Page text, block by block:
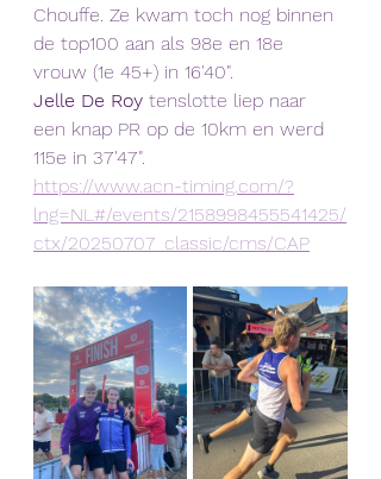
Chouffe. Ze kwam toch nog binnen
de top100 aan als 98e en 18e
vrouw (1e 45+) in 16'40".
Jelle De Roy tenslotte liep naar
een knap PR op de 10km en werd
115e in 37'47".
https://www.acn-timing.com/?
lng=NL#/events/2158998455541425/
ctx/20250707_classic/cms/CAP